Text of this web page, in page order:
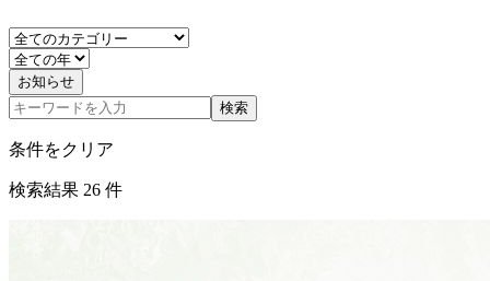
お知らせ
検索
条件をクリア
検索結果 26 件